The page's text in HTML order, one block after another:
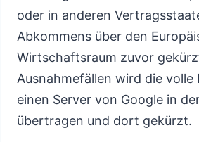
oder in anderen
Abkommens über den
Wirtschaftsraum zuvor
Ausnahmefällen wird die volle
einen Server von Google in
übertragen und dort gekürzt.